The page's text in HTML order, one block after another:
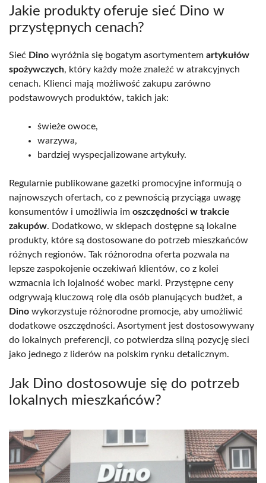
Jakie produkty oferuje sieć Dino w
przystępnych cenach?
Sieć Dino wyróżnia się bogatym asortymentem artykułów
spożywczych, który każdy może znaleźć w atrakcyjnych
cenach. Klienci mają możliwość zakupu zarówno
podstawowych produktów, takich jak:
świeże owoce,
warzywa,
bardziej wyspecjalizowane artykuły.
Regularnie publikowane gazetki promocyjne informują o
najnowszych ofertach, co z pewnością przyciąga uwagę
konsumentów i umożliwia im oszczędności w trakcie
zakupów. Dodatkowo, w sklepach dostępne są lokalne
produkty, które są dostosowane do potrzeb mieszkańców
różnych regionów. Tak różnorodna oferta pozwala na
lepsze zaspokojenie oczekiwań klientów, co z kolei
wzmacnia ich lojalność wobec marki. Przystępne ceny
odgrywają kluczową rolę dla osób planujących budżet, a
Dino wykorzystuje różnorodne promocje, aby umożliwić
dodatkowe oszczędności. Asortyment jest dostosowywany
do lokalnych preferencji, co potwierdza silną pozycję sieci
jako jednego z liderów na polskim rynku detalicznym.
Jak Dino dostosowuje się do potrzeb
lokalnych mieszkańców?